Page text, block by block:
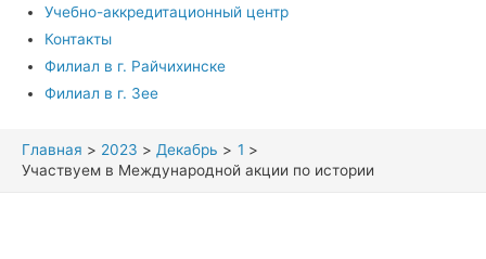
Учебно-аккредитационный центр
Контакты
Филиал в г. Райчихинске
Филиал в г. Зее
Главная 2023 Декабрь
1
Участвуем в Международной акции по истории